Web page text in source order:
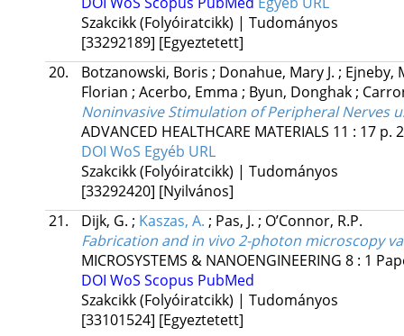
Szakcikk (Folyóiratcikk) | Tudományos
[33292189] [Egyeztetett]
20.
Botzanowski, Boris ; Donahue, Mary J. ; Ejneby,
Florian ; Acerbo, Emma ; Byun, Donghak;
Noninvasive Stimulation of Peripheral Nerves
ADVANCED HEALTHCARE MATERIALS 11 : 17 p.
DOI WoS Egyéb URL
Szakcikk (Folyóiratcikk) | Tudományos
[33292420] [Nyilvános]
21.
Dijk, G. ; Kaszas, A. ; Pas, J. ; O’Connor, R.P.
Fabrication and in vivo 2-photon microscopy
MICROSYSTEMS & NANOENGINEERING 8: 1
DOI WoS Scopus PubMed
Szakcikk (Folyóiratcikk) | Tudományos
[33101524] [Egyeztetett]